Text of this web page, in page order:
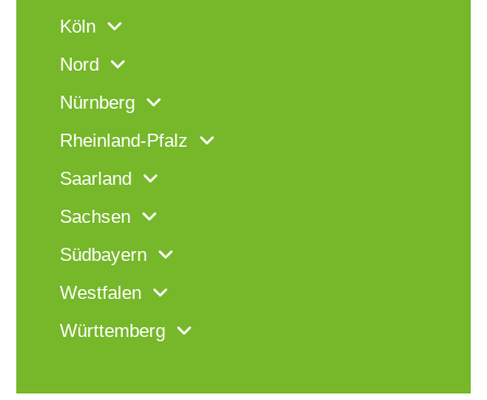
Köln
Nord
Nürnberg
Rheinland-Pfalz
Saarland
Sachsen
Südbayern
Westfalen
Württemberg